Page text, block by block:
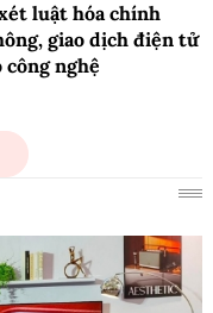
luật hóa chính
giao dịch điện tử
công nghệ